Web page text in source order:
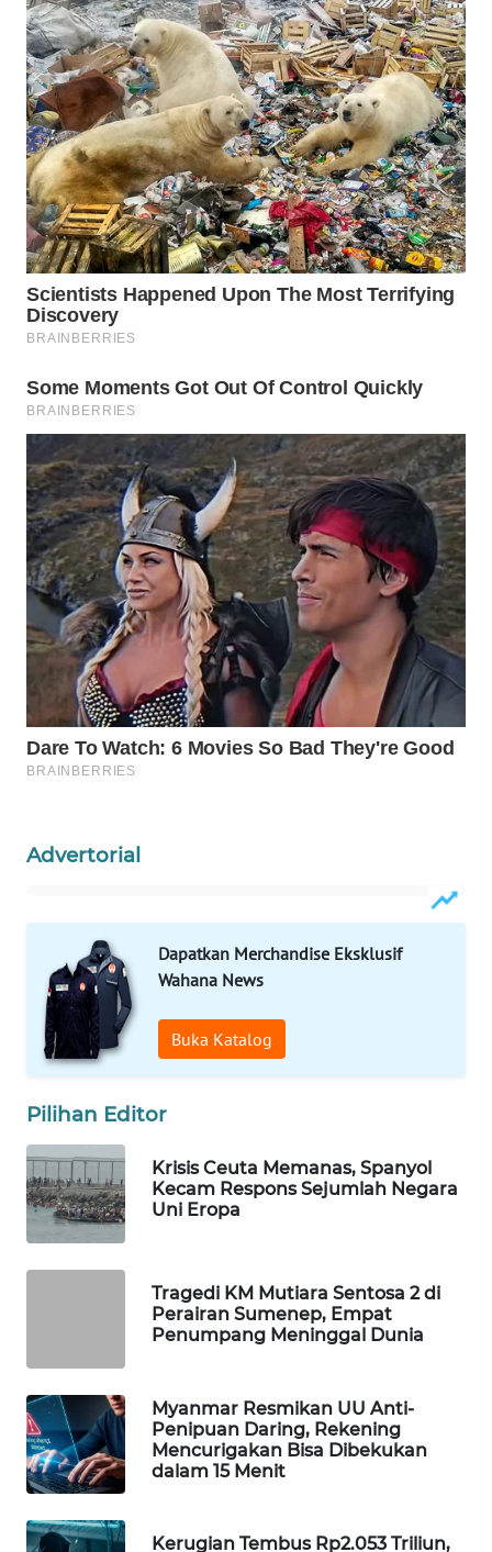
Advertorial
Dapatkan Merchandise Eksklusif
Wahana News
Buka Katalog
Pilihan Editor
Krisis Ceuta Memanas, Spanyol
Kecam Respons Sejumlah Negara
Uni Eropa
Tragedi KM Mutiara Sentosa 2 di
Perairan Sumenep, Empat
Penumpang Meninggal Dunia
Myanmar Resmikan UU Anti-
Penipuan Daring, Rekening
Mencurigakan Bisa Dibekukan
dalam 15 Menit
Kerugian Tembus Rp2.053 Triliun,
WN
PRIANGAN
TIMUR
WN
SEMARANG
WN
SOLO
BOROBUDUR
MADURA
WN
SURABAYA
WN
NATUNA
WN
BINTAN
WN
MANDALIKA
WN
WN
BORNEO
Wahana
Media
Group
WAHANA
NEWS
WAHANA
TANI
INFRASTRUKTUR
WAHANA
KONSUMEN
LISTRIK